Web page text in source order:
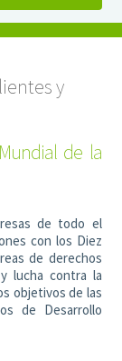
y
de la
de todo el
con los Diez
de derechos
lucha contra la
objetivos de las
de Desarrollo